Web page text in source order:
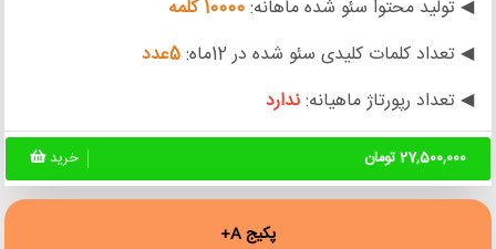
◀ تولید محتوا سئو شده ماهانه:10000 کلمه
◀ تعداد کلمات کلیدی سئو شده در 12ماه:
5عدد
◀ تعداد رپورتاژ ماهیانه:ندارد
27,500,000 تومان خرید
پکیج A+